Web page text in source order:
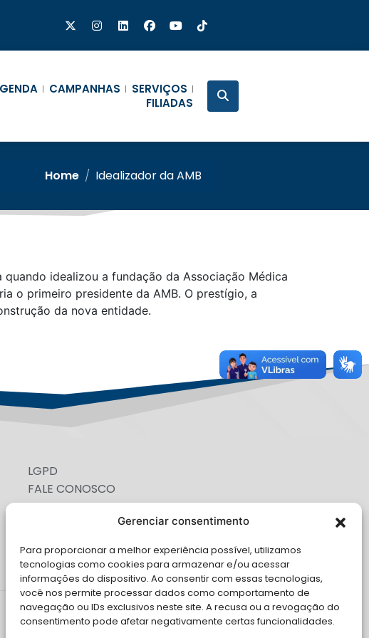
Gerenciar consentimento
Para proporcionar a melhor experiência possível, utilizamos
tecnologias como cookies para armazenar e/ou acessar
informações do dispositivo. Ao consentir com essas tecnologias,
você nos permite processar dados como comportamento de
navegação ou IDs exclusivos neste site. A recusa ou a revogação do
consentimento pode afetar negativamente certas funcionalidades.
CAMPANHAS
SERVIÇOS
FILIADAS
Home / Idealizador da AMB
idealizou a fundação da Associação Médica
o primeiro presidente da AMB. O prestígio, a
da nova entidade.
LGPD
FALE CONOSCO
Solicite Apoio Institucional da AMB